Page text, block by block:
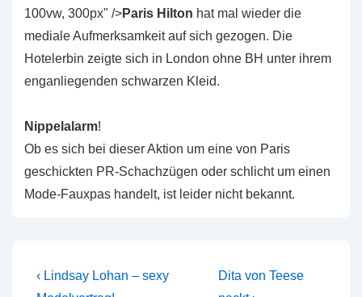
100vw, 300px" />Paris Hilton hat mal wieder die
mediale Aufmerksamkeit auf sich gezogen. Die
Hotelerbin zeigte sich in London ohne BH unter ihrem
enganliegenden schwarzen Kleid.
Nippelalarm!
Ob es sich bei dieser Aktion um eine von Paris
geschickten PR-Schachzügen oder schlicht um einen
Mode-Fauxpas handelt, ist leider nicht bekannt.
Beitragsnavigation
Vorheriger
‹ Lindsay Lohan – sexy
Nächster
Dita von Teese